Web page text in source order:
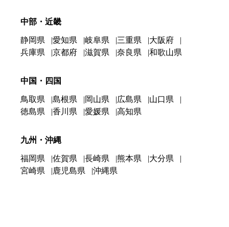
中部・近畿
静岡県 愛知県 岐阜県 三重県
大阪府
兵庫県
京都府 滋賀県 奈良県 和歌山県
中国・四国
鳥取県 島根県 岡山県 広島県
山口県
徳島県
香川県 愛媛県 高知県
九州・沖縄
福岡県 佐賀県 長崎県 熊本県
大分県
宮崎県
鹿児島県 沖縄県